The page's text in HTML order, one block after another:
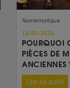
Numismatique
12/03/2025
POURQUOI
PIÈCES DE
ANCIENNES
Lire la suite